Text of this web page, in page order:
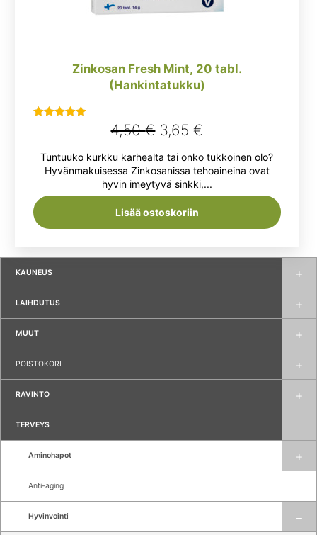
KAUNEUS
LAIHDUTUS
MUUT
POISTOKORI
RAVINTO
TERVEYS
Aminohapot
Anti-aging
Hyvinvointi
Zinkosan Fresh Mint, 20 tabl.
(Hankintatukku)
5.00/ 5
4,50€ Alkuperäinen
hinta
oli:
4,50 €.
3,65€
hinta
on:
3,65 €.
Tuntuuko kurkku karhealta tai onko tukkoinen olo?
Hyvänmakuisessa Zinkosanissa tehoaineina ovat
hyvin imeytyvä sinkki,...
Lisää ostoskoriin